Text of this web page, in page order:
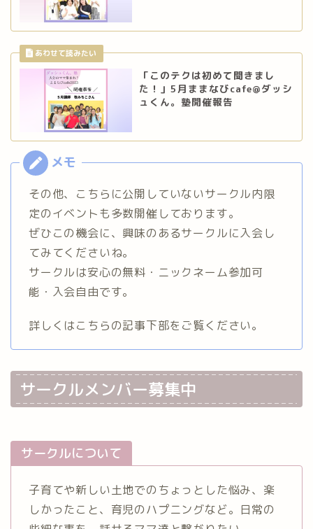
「このテクは初めて聞きまし
た！」5月ままなびcafe@ダッシ
ュくん。塾開催報告
その他、こちらに公開していないサークル内限
定のイベントも多数開催しております。
ぜひこの機会に、興味のあるサークルに入会し
てみてくださいね。
サークルは安心の無料・ニックネーム参加可
能・入会自由です。
詳しくはこちらの記事下部をご覧ください。
サークルメンバー募集中
サークルについて
子育てや新しい土地でのちょっとした悩み、楽
しかったこと、育児のハプニングなど。日常の